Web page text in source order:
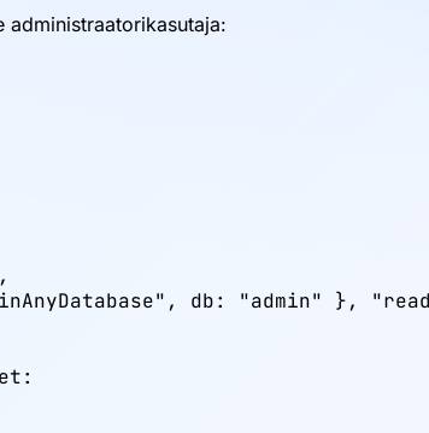
administraatorikasutaja:
db: "admin" },